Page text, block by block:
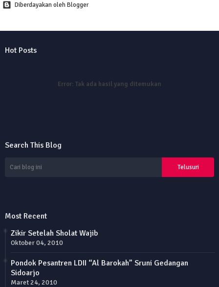
Diberdayakan oleh Blogger
Hot Posts
Error: Tak ada hasil yang ditemukan
Search This Blog
Most Recent
Zikir Setelah Sholat Wajib
Oktober 04, 2010
Pondok Pesantren LDII “Al Barokah” Sruni Gedangan
Sidoarjo
Maret 24, 2010